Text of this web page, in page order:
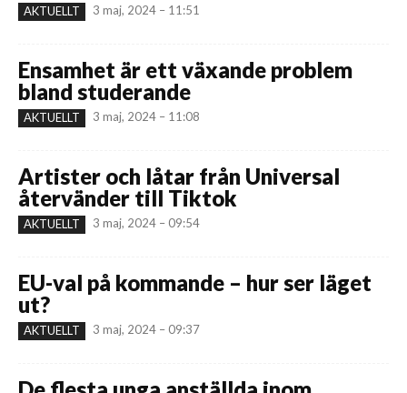
AKTUELLT 3 maj, 2024 – 11:51
Ensamhet är ett växande problem
bland studerande
AKTUELLT 3 maj, 2024 – 11:08
Artister och låtar från Universal
återvänder till Tiktok
AKTUELLT 3 maj, 2024 – 09:54
EU-val på kommande – hur ser läget
ut?
AKTUELLT 3 maj, 2024 – 09:37